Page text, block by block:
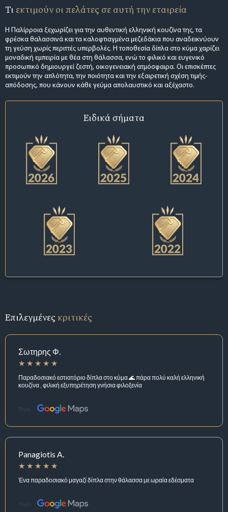
Τι εκτιμούν οι πελάτες σε αυτή την εταιρεία
Η Παλίρροια ξεχωρίζει για την αυθεντική ελληνική κουζίνα της, τα
φρέσκα θαλασσινά και τα καλοφτιαγμένα μεζεδάκια που αναδεικνύουν
τη γεύση χωρίς περιττές υπερβολές. Η τοποθεσία δίπλα στο κύμα χαρίζει
μοναδική εμπειρία με θέα στη θάλασσα, ενώ το φιλικό και ευγενικό
προσωπικό δημιουργεί ζεστή, οικογενειακή ατμόσφαιρα. Οι επισκέπτες
εκτιμούν την απλότητα, την ποιότητα και την εξαιρετική σχέση τιμής-
απόδοσης, που κάνουν κάθε γεύμα απολαυστικό και αξέχαστο.
Ειδικά σήματα
Επιλεγμένεςκριτικές
Σωτηρης Φ.
Παραδοσιακό εστιατόριο δίπλα στο κύμα 🌊 πάρα πολύ καλή ελληνική
κουζίνα , φιλική εξυπηρέτηση γνήσια φιλοξενία
Πηγή:
Panagiotis A.
Ένα παραδοσιακό μαγαζί δίπλα στην θάλασσα με ωραία εδέσματα
Πηγή: